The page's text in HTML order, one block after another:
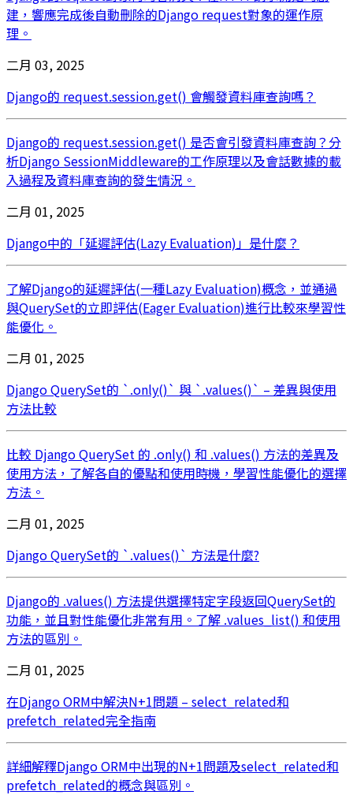
建，響應完成後自動刪除的Django request對象的運作原
理。
二月 03, 2025
Django的 request.session.get() 會觸發資料庫查詢嗎？
Django的 request.session.get() 是否會引發資料庫查詢？分
析Django SessionMiddleware的工作原理以及會話數據的載
入過程及資料庫查詢的發生情況。
二月 01, 2025
Django中的「延遲評估(Lazy Evaluation)」是什麼？
了解Django的延遲評估(一種Lazy Evaluation)概念，並通過
與QuerySet的立即評估(Eager Evaluation)進行比較來學習性
能優化。
二月 01, 2025
Django QuerySet的 `.only()` 與 `.values()` – 差異與使用
方法比較
比較 Django QuerySet 的 .only() 和 .values() 方法的差異及
使用方法，了解各自的優點和使用時機，學習性能優化的選擇
方法。
二月 01, 2025
Django QuerySet的 `.values()` 方法是什麼?
Django的 .values() 方法提供選擇特定字段返回QuerySet的
功能，並且對性能優化非常有用。了解 .values_list() 和使用
方法的區別。
二月 01, 2025
在Django ORM中解決N+1問題 – select_related和
prefetch_related完全指南
詳細解釋Django ORM中出現的N+1問題及select_related和
prefetch_related的概念與區別。